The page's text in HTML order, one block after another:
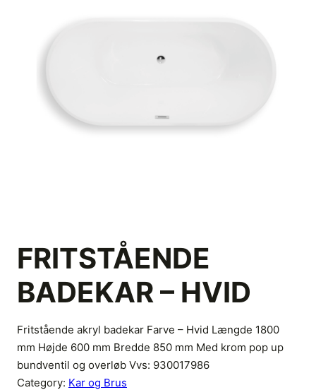
FRITSTÅENDE
BADEKAR – HVID
Fritstående akryl badekar Farve – Hvid Længde 1800
mm Højde 600 mm Bredde 850 mm Med krom pop up
bundventil og overløb Vvs: 930017986
Category: Kar og Brus